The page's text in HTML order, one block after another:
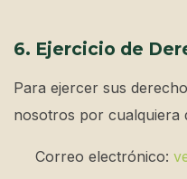
6. Ejercicio de
Para ejercer sus
nosotros por cualquiera
Correo electrónico: